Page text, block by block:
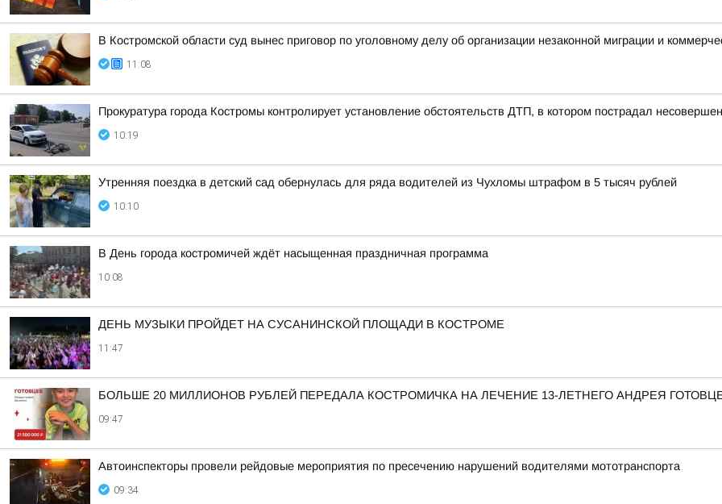
В Костромской области суд вынес приговор по уголовному делу об организации незаконной миграции и
11:08
Прокуратура города Костромы контролирует установление обстоятельств ДТП, в котором пострадал
10:19
Утренняя поездка в детский сад обернулась для ряда водителей из Чухломы штрафом в 5 тысяч рублей
10:10
В День города костромичей ждёт насыщенная праздничная программа
10:08
ДЕНЬ МУЗЫКИ ПРОЙДЕТ НА СУСАНИНСКОЙ ПЛОЩАДИ В КОСТРОМЕ
11:47
БОЛЬШЕ 20 МИЛЛИОНОВ РУБЛЕЙ ПЕРЕДАЛА КОСТРОМИЧКА НА ЛЕЧЕНИЕ 13-ЛЕТНЕГО АНДРЕЯ
09:47
Автоинспекторы провели рейдовые мероприятия по пресечению нарушений водителями мототранспорта
09:34